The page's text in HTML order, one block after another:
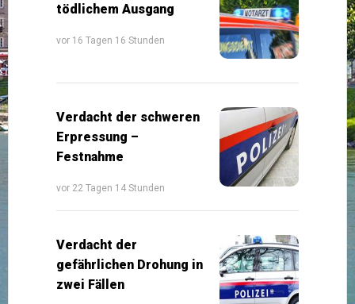
tödlichem Ausgang
vor 16 Tagen 16 Stunden
Verdacht der schweren
Erpressung –
Festnahme
vor 22 Tagen 14 Stunden
Verdacht der
gefährlichen Drohung in
zwei Fällen